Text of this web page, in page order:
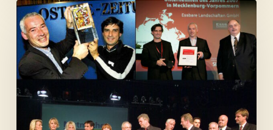
Auszeichnungen